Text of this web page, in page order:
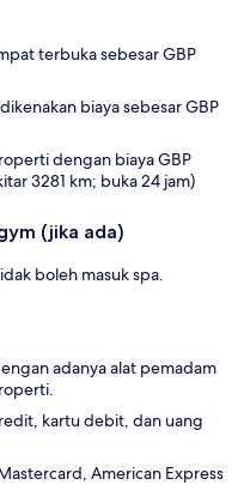
terbuka sebesar GBP
biaya sebesar GBP
dengan biaya GBP
3281 km; buka 24 jam)
(jika ada)
boleh masuk spa.
adanya alat pemadam
kartu debit, dan uang
American Express